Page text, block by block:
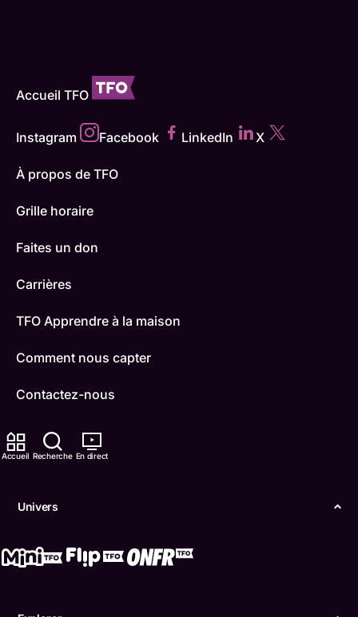
Accueil Recherche En direct
Univers
Accueil TFO
Instagram Facebook LinkedIn X
À propos de TFO
Grille horaire
Faites un don
Carrières
TFO Apprendre à la maison
Comment nous capter
Contactez-nous
ONFR
Boukili